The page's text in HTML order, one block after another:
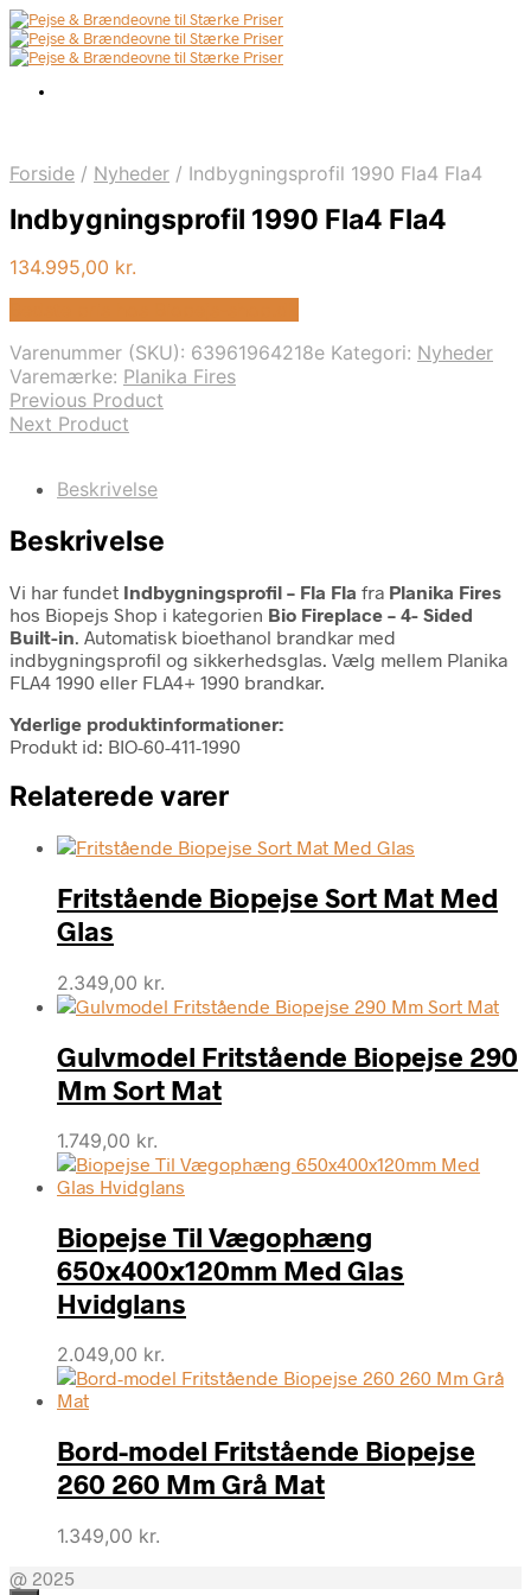
Forside / Nyheder / Indbygningsprofil 1990 Fla4 Fla4
Indbygningsprofil 1990 Fla4 Fla4
134.995,00 kr.
Varenummer (SKU): 63961964218e Kategori: Nyheder
Varemærke: Planika Fires
Previous Product
Next Product
Beskrivelse
Beskrivelse
Vi har fundet Indbygningsprofil – Fla Fla fra Planika Fires
hos Biopejs Shop i kategorien Bio Fireplace – 4- Sided
Built-in. Automatisk bioethanol brandkar med
indbygningsprofil og sikkerhedsglas. Vælg mellem Planika
FLA4 1990 eller FLA4+ 1990 brandkar.
Yderlige produktinformationer:
Produkt id: BIO-60-411-1990
Relaterede varer
Fritstående Biopejse Sort Mat Med
Glas
2.349,00 kr.
Gulvmodel Fritstående Biopejse 290
Mm Sort Mat
1.749,00 kr.
Biopejse Til Vægophæng
650x400x120mm Med Glas
Hvidglans
2.049,00 kr.
Bord-model Fritstående Biopejse
260 260 Mm Grå Mat
1.349,00 kr.
@ 2025